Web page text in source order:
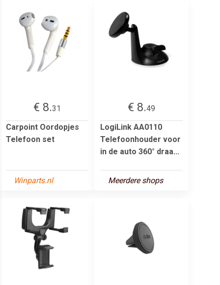
€ 8.31
Carpoint Oordopjes
Telefoon set
Winparts.nl
€ 8.49
LogiLink AA0110
Telefoonhouder voor
in de auto 360° draa...
Meerdere shops